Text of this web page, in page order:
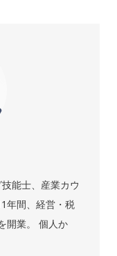
能士、産業カウ
年間、経営・税
開業。 個人か